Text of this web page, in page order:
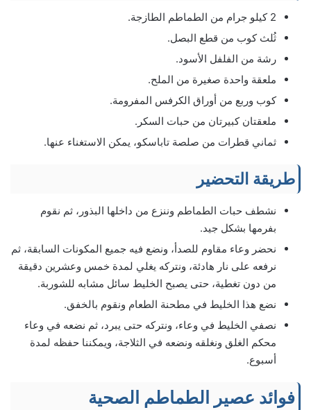
2 كيلو جرام من الطماطم الطازجة.
ثُلث كوب من قطع البصل.
رشة من الفلفل الأسود.
ملعقة واحدة صغيرة من الملح.
كوب وربع من أوراق الكرفس المفرومة.
ملعقتان كبيرتان من حبات السكر.
ثماني قطرات من صلصة تاباسكو، يمكن الاستغناء عنها.
طريقة التحضير
نشطف حبات الطماطم وننزع من داخلها البذور، ثم نقوم
بفرمها بشكل جيد.
نحضر وعاء مقاوم للصدأ، ونضع فيه جميع المكونات السابقة، ثم
نرفعه على نار هادئة، ونتركه يغلي لمدة خمس وعشرين دقيقة
من دون تغطية، حتى يصبح الخليط سائل مشابه للشوربة.
نضع هذا الخليط في مطحنة الطعام ونقوم بالخفق.
نصفي الخليط في وعاء، ونتركه حتى يبرد، ثم نضعه في وعاء
محكم الغلق ونغلقه ونضعه في الثلاجة، ويمكننا حفظه لمدة
أسبوع.
فوائد عصير الطماطم الصحية